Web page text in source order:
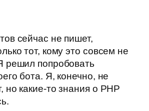
сейчас не пишет,
тот, кому это совсем не
решил попробовать
бота. Я, конечно, не
но какие-то знания о PHP